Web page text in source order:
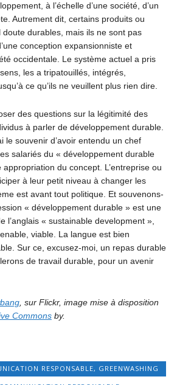
à l’échelle d’une société, d’un
Autrement dit, certains produits ou
durables, mais ils ne sont pas
conception expansionniste et
occidentale. Le système actuel a pris
les a tripatouillés, intégrés,
ce qu’ils ne veuillent plus rien dire.
des questions sur la légitimité des
à parler de développement durable.
le souvenir d’avoir entendu un chef
salariés du « développement durable
appropriation du concept. L’entreprise ou
à leur petit niveau à changer les
est avant tout politique. Et souvenons-
« développement durable » est une
l’anglais « sustainable development »,
viable. La langue est bien
Sur ce, excusez-moi, un repas durable
de travail durable, pour un avenir
, sur Flickr, image mise à disposition
Commonsby.
RESPONSABLE, GREENWASHING